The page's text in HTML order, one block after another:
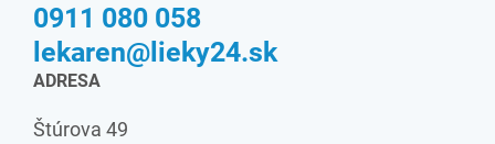
0911 080 058
lekaren@lieky24.sk
ADRESA
Štúrova 49